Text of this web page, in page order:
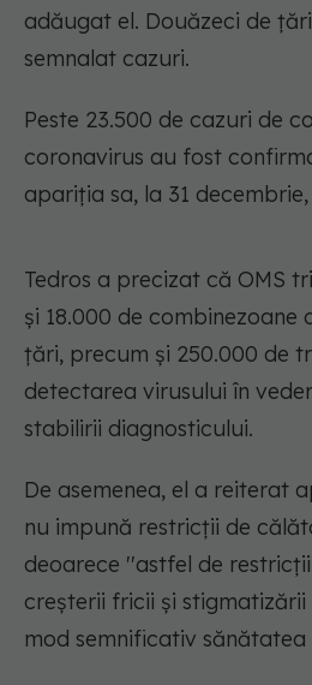
adăugat el. Douăzeci de
semnalat cazuri.
Peste 23.500 de cazuri de
coronavirus au fost
apariţia sa, la 31
Tedros a precizat că OMS
şi 18.000 de combinezoane
ţări, precum şi 250.000 de
detectarea virusului în
stabilirii diagnosticului.
De asemenea, el a reiterat
nu impună restricţii de
deoarece ''astfel de
creşterii fricii şi
mod semnificativ